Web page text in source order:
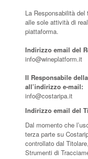
La Responsabilità
alle sole attività di
piattaforma.
Indirizzo email del
info@wineplatform.it
Il Responsabile
all’indirizzo e-mail:
info@costaripa.it
Indirizzo email del
Dal momento che
terza parte su
controllato dal
Strumenti di